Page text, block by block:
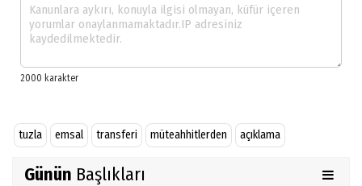
tuzla emsal transferi müteahhitlerden açıklama
Günün Başlıkları